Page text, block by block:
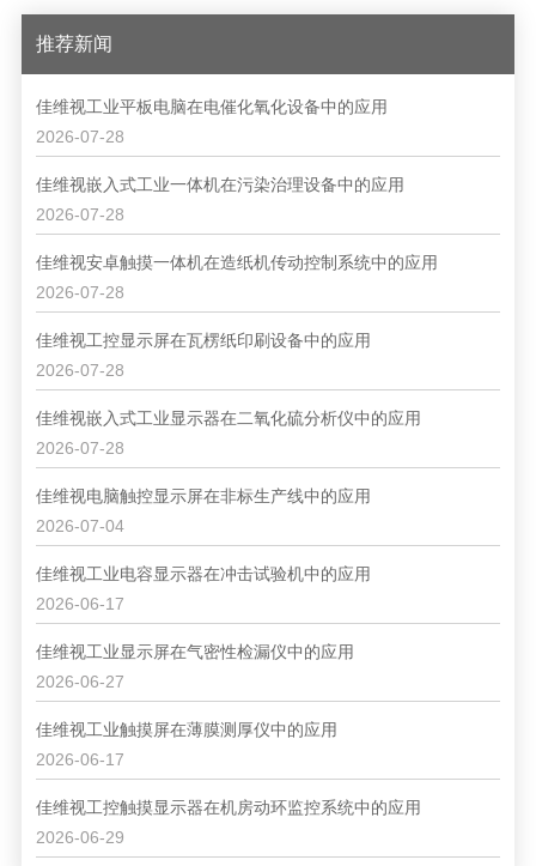
推荐新闻
佳维视工业平板电脑在电催化氧化设备中的应用
2026-07-28
佳维视嵌入式工业一体机在污染治理设备中的应用
2026-07-28
佳维视安卓触摸一体机在造纸机传动控制系统中的应用
2026-07-28
佳维视工控显示屏在瓦楞纸印刷设备中的应用
2026-07-28
佳维视嵌入式工业显示器在二氧化硫分析仪中的应用
2026-07-28
佳维视电脑触控显示屏在非标生产线中的应用
2026-07-04
佳维视工业电容显示器在冲击试验机中的应用
2026-06-17
佳维视工业显示屏在气密性检漏仪中的应用
2026-06-27
佳维视工业触摸屏在薄膜测厚仪中的应用
2026-06-17
佳维视工控触摸显示器在机房动环监控系统中的应用
2026-06-29